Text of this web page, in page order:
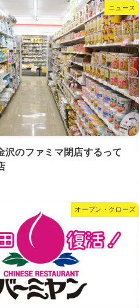
ニュース
沢のファミマ閉店するって
オープン・クローズ